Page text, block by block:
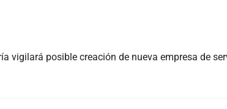
vigilará posible creación de nueva empresa de